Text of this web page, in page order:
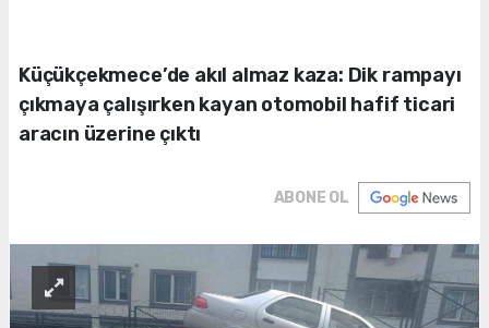
Küçükçekmece’de akıl almaz kaza: Dik rampayı
çıkmaya çalışırken kayan otomobil hafif ticari
aracın üzerine çıktı
ABONE OL